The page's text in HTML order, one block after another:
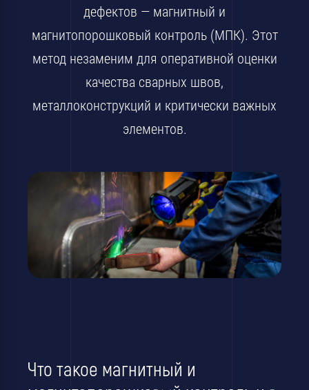
дефектов — магнитный и
магнитопорошковый контроль (МПК). Этот
метод незаменим для оперативной оценки
качества сварных швов,
металлоконструкций и критически важных
элементов.
Что такое магнитный и